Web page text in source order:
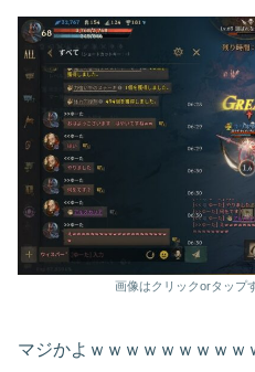
画像はクリックorタップ
マジかよｗｗｗｗｗｗｗｗｗ